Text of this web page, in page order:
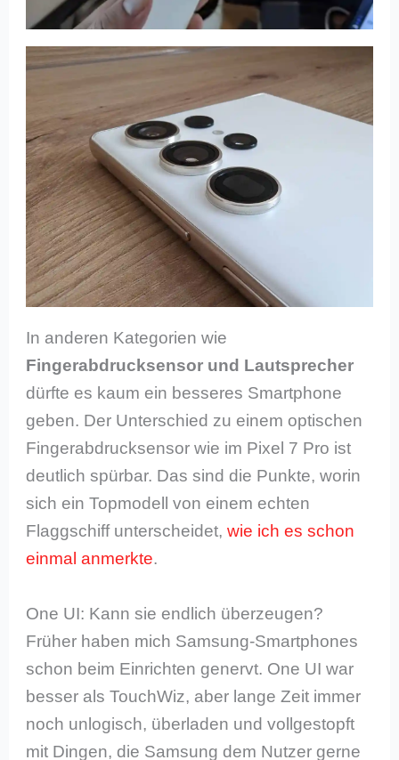
In anderen Kategorien wie
Fingerabdrucksensor und Lautsprecher
dürfte es kaum ein besseres Smartphone
geben. Der Unterschied zu einem optischen
Fingerabdrucksensor wie im Pixel 7 Pro ist
deutlich spürbar. Das sind die Punkte, worin
sich ein Topmodell von einem echten
Flaggschiff unterscheidet,wie ich es schon
einmal anmerkte.
One UI: Kann sie endlich überzeugen?
Früher haben mich Samsung-Smartphones
schon beim Einrichten genervt. One UI war
besser als TouchWiz, aber lange Zeit immer
noch unlogisch, überladen und vollgestopft
mit Dingen, die Samsung dem Nutzer gerne